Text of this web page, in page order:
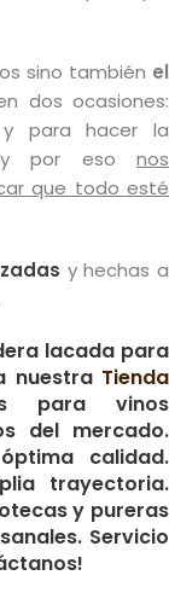
sino también el
dos ocasiones:
para hacer la
y por eso nos
que todo esté
y hechas a
lacada para
nuestra Tienda
para vinos
del mercado.
calidad.
trayectoria.
y pureras
Servicio